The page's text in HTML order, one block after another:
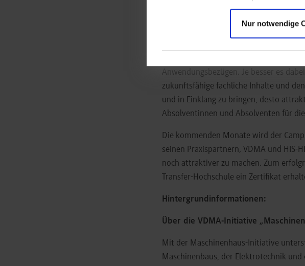
Nur notwendige
Prozess zur Seite. Uwe Krüger, Berater
Anwendungsbezügen. Je besser es
zukunftsfähige fachliche Inhalte und
und in Einklang zu bringen, desto
Absolventinnen und Absolventen für
Die kommenden Monate wird der
seinen Praxispartnern, VDMA und
noch attraktiver zu machen. Zum
Transfer-Hochschule ein Zertifikat
Hintergrundinformationen:
Über die VDMA-Initiative
Mit der Maschinenhaus-Initiative
Maschinenbaus, der Elektrotechnik